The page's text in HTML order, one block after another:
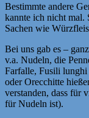
Bestimmte andere
kannte ich nicht mal.
Sachen wie
Bei uns gab es –
v.a. Nudeln, die
Farfalle, Fusili
oder Orecchitte
verstanden, dass für
für Nudeln ist).